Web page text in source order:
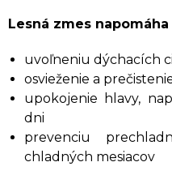
Lesná zmes napomáha
uvoľneniu dýchacích
osvieženie a
upokojenie hlavy,
dni
prevenciu
chladných mesiacov